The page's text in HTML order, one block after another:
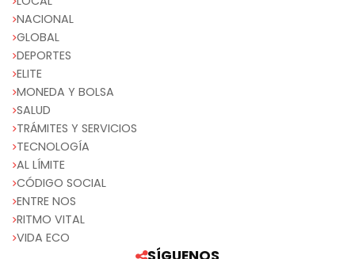
NACIONAL
GLOBAL
DEPORTES
ELITE
MONEDA Y BOLSA
SALUD
TRÁMITES Y SERVICIOS
TECNOLOGÍA
AL LÍMITE
CÓDIGO SOCIAL
ENTRE NOS
RITMO VITAL
VIDA ECO